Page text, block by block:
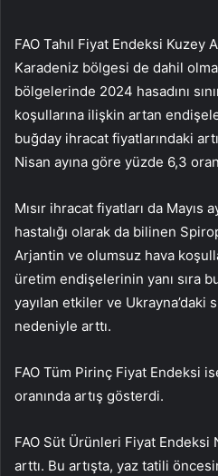
FAO Tahıl Fiyat Endeksi Kuzey
Karadeniz bölgesi de dahil
bölgelerinde 2024 hasadını
koşullarına ilişkin artan
buğday ihracat fiyatlarındaki
Nisan ayına göre yüzde 6,3
Mısır ihracat fiyatları da Mayıs
hastalığı olarak da bilinen
Arjantin ve olumsuz hava
üretim endişelerinin yanı sıra
yayılan etkiler ve Ukrayna’daki
nedeniyle arttı.
FAO Tüm Pirinç Fiyat Endeksi
oranında artış gösterdi.
FAO Süt Ürünleri Fiyat Endeksi
arttı. Bu artışta, yaz tatili